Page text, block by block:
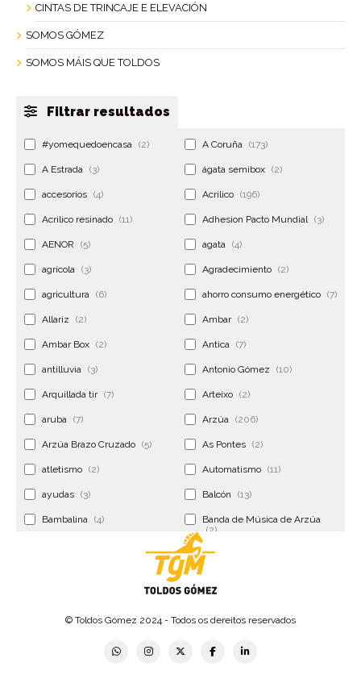
CINTAS DE TRINCAJE E ELEVACIÓN
SOMOS GÓMEZ
SOMOS MÁIS QUE TOLDOS
Filtrar resultados
#yomequedoencasa (2) A Coruña (173)
A Estrada (3) ágata semibox (2)
accesorios (4) Acrilico (196)
Acrilico resinado (11) Adhesion Pacto Mundial (3)
AENOR (5) agata (4)
agrícola (3) Agradecimiento (2)
agricultura (6) ahorro consumo energético (7)
Allariz (2) Ambar (2)
Ambar Box (2) Antica (7)
antilluvia (3) Antonio Gómez (10)
Arquillada tir (7) Arteixo (2)
aruba (7) Arzúa (206)
Arzúa Brazo Cruzado (5) As Pontes (2)
atletismo (2) Automatismo (11)
ayudas (3) Balcón (13)
Bambalina (4)
Banda de Música de Arzúa
(2)
Banderolas
Betanzos
© Toldos Gómez 2024 - Todos os dereitos reservados